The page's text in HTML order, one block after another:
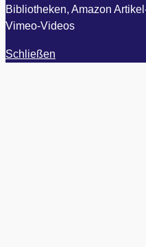
Bibliotheken, Amazon
Vimeo-Videos
Schließen